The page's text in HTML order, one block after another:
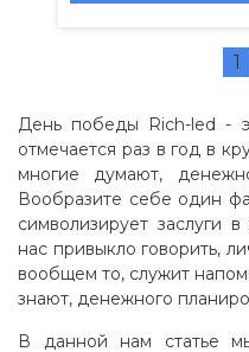
1
День победы Rich-led -
отмечается раз в год в
многие думают,
Вообразите себе один
символизирует заслуги
нас привыкло говорить,
вообщем то, служит
знают, денежного
В данной нам статье